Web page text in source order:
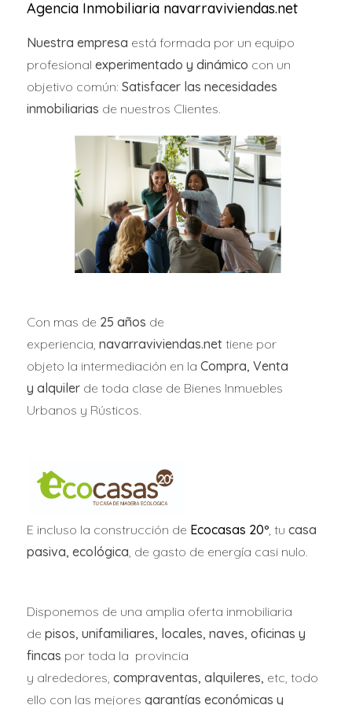
“una ley muy ambiciosa” queserá “esencial” para
que tiene mas dificultades” y que incluirá también,
según ha anunciado esta mañana el presidente del
Gobierno, Pedro Sánchez, un bono social para los
jóvenes de entre 18 y 35 años, para ayudarles a su
emancipación.
Este bono social será de 250 euros y se extenderá
durante dos años. “Es una cantidad nada
despreciable”, ha insistido Bolaños.
EL CONTROL DE PRECIOS
PERSONAS JURÍDICAS
A la espera de conocer los “detalles técnicos” de la
Ley de Vivienda,la normativa prevé un recargo del
150% del IBI para los pisos vacíos y una regulación
teniendo en cuenta índices de referencia en zonas
tensionadas.
Del mismo modo, se considerará grandes
propietarios a aquellos que tengan diez inmuebles
aplicará a personas jurídicas, no así a personas
físicas, aunque tengan más de 10 inmuebles
arrendados.
La nueva ley de vivienda también
Agencia Inmobiliaria navarraviviendas.net
Nuestra empresa está formada por un equipo
profesional experimentado y dinámico con un
objetivo común: Satisfacer las necesidades
inmobiliarias de nuestros Clientes.
Con mas de 25 años de
experiencia, navarraviviendas.net tiene por
objeto la intermediación en la Compra, Venta
y alquiler de toda clase de Bienes Inmuebles
Urbanos y Rústicos.
E incluso la construcción de Ecocasas 20º, tu casa
pasiva, ecológica, de gasto de energía casi nulo.
Disponemos de una amplia oferta inmobiliaria
de pisos, unifamiliares, locales, naves, oficinas y
fincas por toda la provincia
y alrededores, compraventas, alquileres, etc, todo
ello con las mejores garantías económicas y